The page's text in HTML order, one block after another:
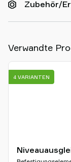
Zubehör/
Verwandte
4 VARIANTEN